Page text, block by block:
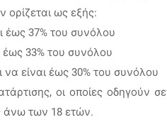
ως εξής:
έως 37% του συνόλου
έως 33% του συνόλου
είναι έως 30% του συνόλου
οι οποίες οδηγούν
άνω των 18 ετών.